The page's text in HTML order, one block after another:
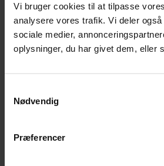
Vi bruger cookies til at tilpasse
analysere vores trafik. Vi deler
sociale medier,
oplysninger, du har givet dem, eller
Nødvendig
Præferencer
Vestergade 12 6270, Tønder
60 51 96 50
post@yarneverywear.dk
CVR 43041649
Cookiepolitik